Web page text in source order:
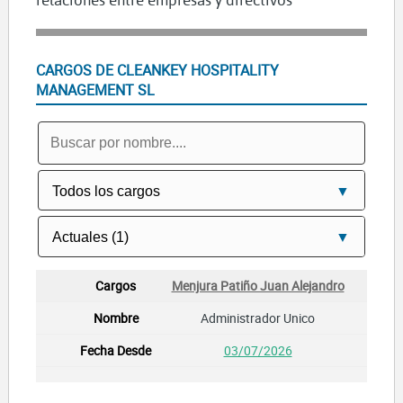
CARGOS DE CLEANKEY HOSPITALITY
MANAGEMENT SL
Menjura Patiño Juan Alejandro
Administrador Unico
03/07/2026